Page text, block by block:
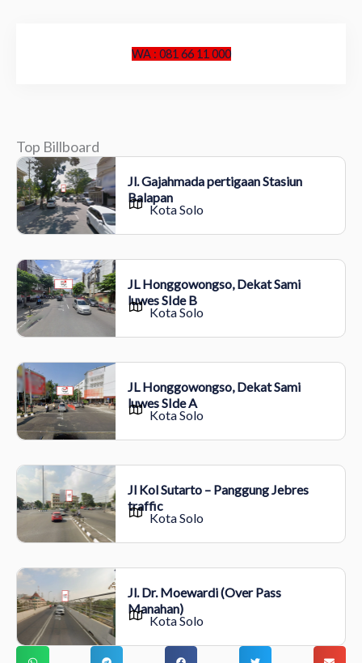
WA : 081 66 11 000
Top Billboard
Jl. Gajahmada pertigaan Stasiun
Balapan
Kota Solo
JL Honggowongso, Dekat Sami
luwes SIde B
Kota Solo
JL Honggowongso, Dekat Sami
luwes SIde A
Kota Solo
Jl Kol Sutarto – Panggung Jebres
traffic
Kota Solo
Jl. Dr. Moewardi (Over Pass
Manahan)
Kota Solo